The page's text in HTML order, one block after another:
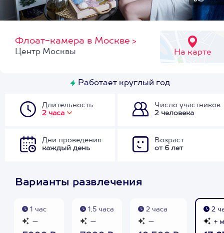
Флоат-камера в Москве >
На карте
Центр Москвы
Работает круглый год
Длительность
2 часа
Число участников
2 человека
Дни проведения
каждый день
Возраст
от 6 лет
Варианты развлечения
1 час
—
1,5 часа
—
2 часа
—
2
+